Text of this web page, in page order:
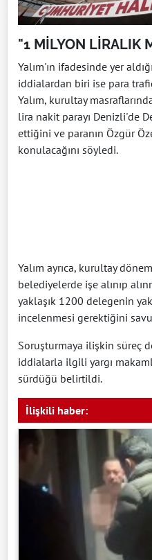
"1 MİLYON LİRALIK
Yalım'ın ifadesinde yer
iddialardan biri ise para
Yalım, kurultay
lira nakit parayı Denizli'de
ettiğini ve paranın Özgür
konulacağını söyledi.
Yalım ayrıca, kurultay
belediyelerde işe alınıp
yaklaşık 1200 delegenin
incelenmesi gerektiğini
Soruşturmaya ilişkin süreç
iddialarla ilgili yargı
sürdüğü belirtildi.
İlişkili haber: